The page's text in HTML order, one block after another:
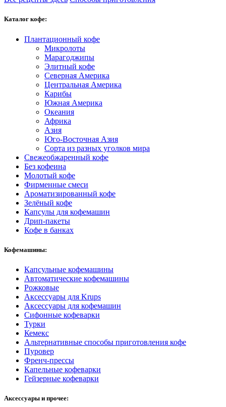
Каталог кофе:
Плантационный кофе
Микролоты
Марагоджипы
Элитный кофе
Северная Америка
Центральная Америка
Карибы
Южная Америка
Океания
Африка
Азия
Юго-Восточная Азия
Сорта из разных уголков мира
Свежеобжаренный кофе
Без кофеина
Молотый кофе
Фирменные смеси
Ароматизированный кофе
Зелёный кофе
Капсулы для кофемашин
Дрип-пакеты
Кофе в банках
Кофемашины:
Капсульные кофемашины
Автоматические кофемашины
Рожковые
Аксессуары для Krups
Аксессуары для кофемашин
Сифонные кофеварки
Турки
Кемекс
Альтернативные способы приготовления кофе
Пуровер
Френч-прессы
Капельные кофеварки
Гейзерные кофеварки
Аксессуары и прочее: